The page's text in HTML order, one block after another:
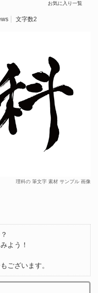
お気に入り一覧
文字数2
理科の 筆文字 素材 サンプル 画像
よう！
ございます。